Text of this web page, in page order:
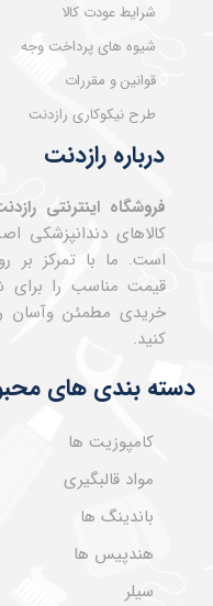
درباره رازدنت
فروشگاه اینترنتی
کالاهای دندانپزشکی
است. ما با تمرکز
قیمت مناسب را برای
خریدی مطمئن وآسان
کنید.
شرایط عودت کالا
شیوه های پرداخت وجه
قوانین و مقررات
طرح نیکوکاری رازدنت
دسته بندی های
کامپوزیت ها
مواد قالبگیری
باندینگ ها
هندپیس ها
سیلر